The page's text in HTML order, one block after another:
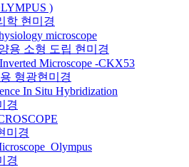
)
학 현미경
microscope
용 소형 도립 현미경
Microscope -CKX53
형광현미경
In Situ Hybridization
경
미경
경